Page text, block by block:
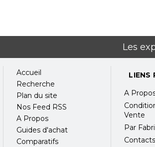
Les
Accueil
Recherche
Plan du site
Nos Feed RSS
A Propos
Guides d'achat
Comparatifs
LIENS
A
Vente
Par
Contacts